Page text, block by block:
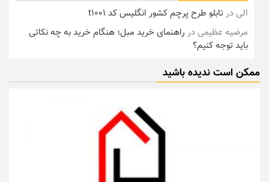
الیدرتابلو طرح پرچم کشور انگلیس کد t1001
مرضیه عظیمیدر راهنمای خرید مبل؛ هنگام خرید به چه نکاتی
باید توجه کنیم؟
ممکن است ندیده باشید